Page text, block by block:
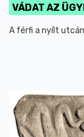
VÁDAT AZ
A férfi a nyílt